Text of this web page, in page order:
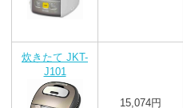
炊きたて JKT-
J101
15,074円